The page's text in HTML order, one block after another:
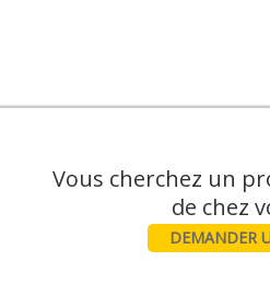
Vous cherchez un
DEMANDER